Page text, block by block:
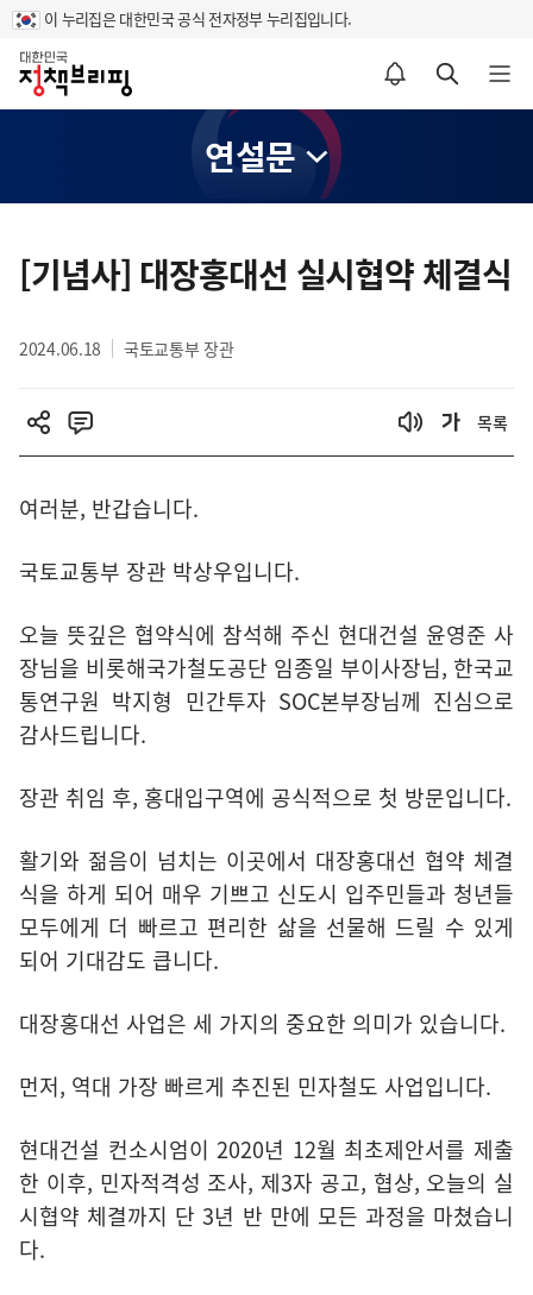
이 누리집은 대한민국 공식 전자정부 누리집입니다.
홈
알림설정 바로가기 검색 바로가기 메뉴 열기
연설문
텐
츠
역
[기념사] 대장홍대선 실시협약 체결식
2024.06.18 국토교통부 장관
목록
여러분, 반갑습니다.
국토교통부 장관 박상우입니다.
오늘 뜻깊은 협약식에 참석해 주신 현대건설 윤영준 사
장님을 비롯해국가철도공단 임종일 부이사장님, 한국교
통연구원 박지형 민간투자 SOC본부장님께 진심으로
감사드립니다.
장관 취임 후, 홍대입구역에 공식적으로 첫 방문입니다.
활기와 젊음이 넘치는 이곳에서 대장홍대선 협약 체결
식을 하게 되어 매우 기쁘고 신도시 입주민들과 청년들
모두에게 더 빠르고 편리한 삶을 선물해 드릴 수 있게
되어 기대감도 큽니다.
대장홍대선 사업은 세 가지의 중요한 의미가 있습니다.
먼저, 역대 가장 빠르게 추진된 민자철도 사업입니다.
현대건설 컨소시엄이 2020년 12월 최초제안서를 제출
한 이후, 민자적격성 조사, 제3자 공고, 협상, 오늘의 실
시협약 체결까지 단 3년 반 만에 모든 과정을 마쳤습니
다.